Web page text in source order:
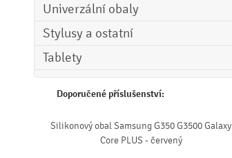
Univerzální obaly
Stylusy a ostatní
Tablety
Doporučené příslušenství:
Silikonový obal Samsung G350 G3500 Galaxy
Core PLUS - červený